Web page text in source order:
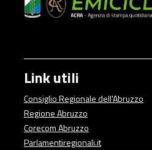
Link utili
Consiglio Regionale dell'Abruzzo
Regione Abruzzo
Corecom Abruzzo
Parlamentiregionali.it